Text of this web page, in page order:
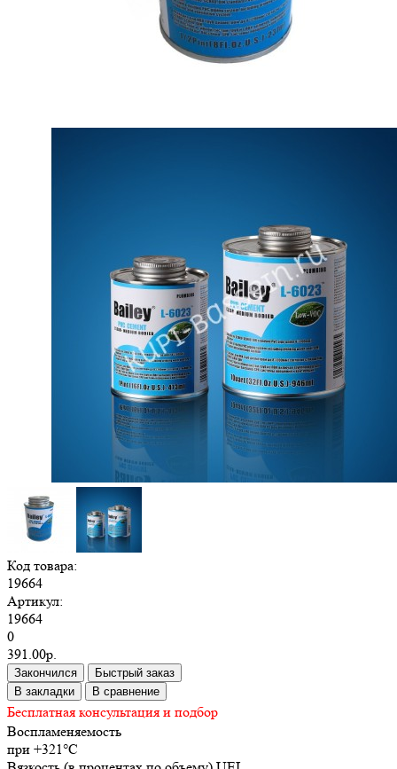
Код товара:
19664
Артикул:
19664
0
391.00р.
Закончился
Быстрый заказ
В закладки
В сравнение
Бесплатная консультация и подбор
Воспламеняемость
при +321°C